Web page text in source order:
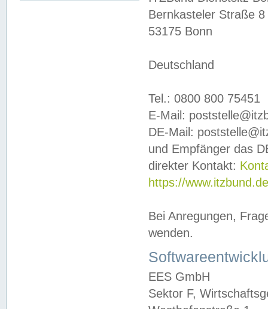
Bernkasteler Straße 8
53175 Bonn
Deutschland
Tel.: 0800 800 75451
E-Mail:
DE-Mail:
und Empfänger das
direkter Kontakt:
https://
Bei Anregungen,
wenden.
EES GmbH
Sektor F,